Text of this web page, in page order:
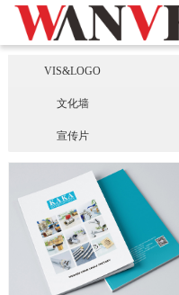
VIS&LOGO
文化墙
宣传片